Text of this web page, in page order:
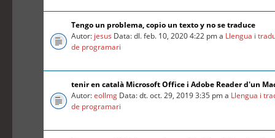
Tengo un problema, copio un texto y no se traduce
Autor: jesus Data: dl. feb. 10, 2020 4:22 pm a Llengua i
de programari
tenir en català Microsoft Office i Adobe Reader d'un
Autor:eollmg Data: dt. oct. 29, 2019 3:35 pm a Llengua i
de programari